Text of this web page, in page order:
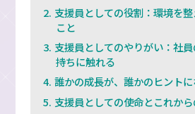
支援員としての役割：環境を
こと
支援員としてのやりがい：社
持ちに触れる
誰かの成長が、誰かのヒント
支援員としての使命とこれか